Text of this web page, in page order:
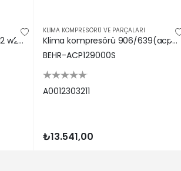
Klıma kompresoru x164 09>12 w203 03>07 c219 05>10 w211 05>08 w163 01>05 w251 06>12 w221 05>13 vıto w Delphı A0012303211
KLİMA KOMPRESÖRÜ VE PARÇALARI
Klima kompresörü 906/639(acp129000s) Behr A0012303211
BEHR-ACP129000S
A0012303211
₺13.541,00